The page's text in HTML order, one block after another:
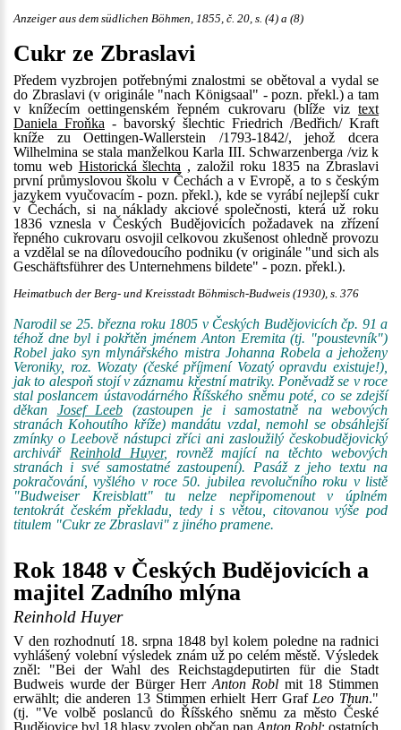
Anzeiger aus dem südlichen Böhmen, 1855, č. 20, s. (4) a (8)
Cukr ze Zbraslavi
Předem vyzbrojen potřebnými znalostmi se obětoval a vydal se
do Zbraslavi (v originále "nach Königsaal" - pozn. překl.) a tam
v knížecím oettingenském řepném cukrovaru (blíže viz text
Daniela Froňka - bavorský šlechtic Friedrich /Bedřich/ Kraft
kníže zu Oettingen-Wallerstein /1793-1842/, jehož dcera
Wilhelmina se stala manželkou Karla III. Schwarzenberga /viz k
tomu web Historická šlechta , založil roku 1835 na Zbraslavi
první průmyslovou školu v Čechách a v Evropě, a to s českým
jazykem vyučovacím - pozn. překl.), kde se vyrábí nejlepší cukr
v Čechách, si na náklady akciové společnosti, která už roku
1836 vznesla v Českých Budějovicích požadavek na zřízení
řepného cukrovaru osvojil celkovou zkušenost ohledně provozu
a vzdělal se na dílovedoucího podniku (v originále "und sich als
Geschäftsführer des Unternehmens bildete" - pozn. překl.).
Heimatbuch der Berg- und Kreisstadt Böhmisch-Budweis (1930), s. 376
Narodil se 25. března roku 1805 v Českých Budějovicích čp. 91 a
téhož dne byl i pokřtěn jménem Anton Eremita (tj. "poustevník")
Robel jako syn mlynářského mistra Johanna Robela a jehoženy
Veroniky, roz. Wozaty (české příjmení Vozatý opravdu existuje!),
jak to alespoň stojí v záznamu křestní matriky. Poněvadž se v roce
stal poslancem ústavodárného Říšského sněmu poté, co se zdejší
děkan Josef Leeb (zastoupen je i samostatně na webových
stranách Kohoutího kříže) mandátu vzdal, nemohl se obsáhlejší
zmínky o Leebově nástupci zříci ani zasloužilý českobudějovický
archivář Reinhold Huyer, rovněž mající na těchto webových
stranách i své samostatné zastoupení). Pasáž z jeho textu na
pokračování, vyšlého v roce 50. jubilea revolučního roku v listě
"Budweiser Kreisblatt" tu nelze nepřipomenout v úplném
tentokrát českém překladu, tedy i s větou, citovanou výše pod
titulem "Cukr ze Zbraslavi" z jiného pramene.
Rok 1848 v Českých Budějovicích a
majitel Zadního mlýna
Reinhold Huyer
V den rozhodnutí 18. srpna 1848 byl kolem poledne na radnici
vyhlášený volební výsledek znám už po celém městě. Výsledek
zněl: "Bei der Wahl des Reichstagdeputirten für die Stadt
Budweis wurde der Bürger Herr Anton Robl mit 18 Stimmen
erwählt; die anderen 13 Stimmen erhielt Herr Graf Leo Thun."
(tj. "Ve volbě poslanců do Říšského sněmu za město České
Budějovice byl 18 hlasy zvolen občan pan Anton Robl; ostatních